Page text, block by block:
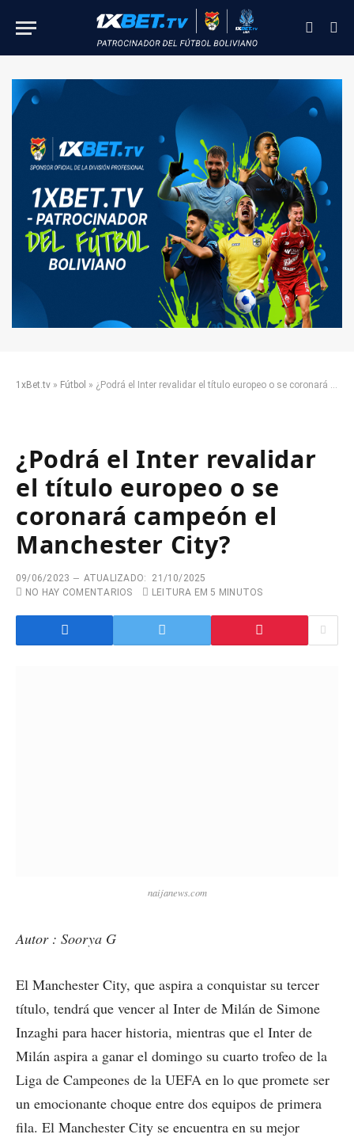
1xBet.tv » Fútbol » ¿Podrá el Inter revalidar el título europeo o se coronará campeón el Manchester City?
¿Podrá el Inter revalidar
el título europeo o se
coronará campeón el
Manchester City?
09/06/2023 ATUALIZADO:
21/10/2025
NO HAY COMENTARIOS
LEITURA EM 5 MINUTOS
naijanews.com
Autor : Soorya G
El Manchester City, que aspira a conquistar su tercer
título, tendrá que vencer al Inter de Milán de Simone
Inzaghi para hacer historia, mientras que el Inter de
Milán aspira a ganar el domingo su cuarto trofeo de la
Liga de Campeones de la UEFA en lo que promete ser
un emocionante choque entre dos equipos de primera
fila. El Manchester City se encuentra en su mejor